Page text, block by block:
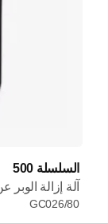
السلسلة 500
آلة إزالة
GC026/80